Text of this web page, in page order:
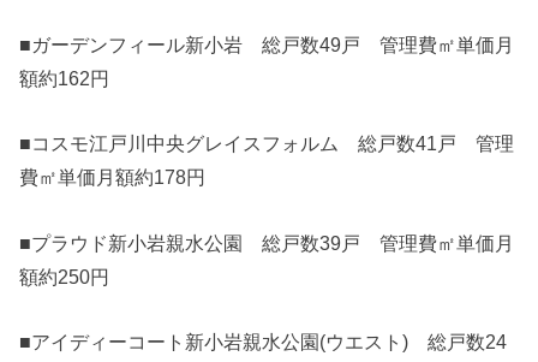
■ガーデンフィール新小岩 総戸数49戸 管理費㎡単価月
額約162円
■コスモ江戸川中央グレイスフォルム 総戸数41戸 管理
費㎡単価月額約178円
■プラウド新小岩親水公園 総戸数39戸 管理費㎡単価月
額約250円
■アイディーコート新小岩親水公園(ウエスト) 総戸数24